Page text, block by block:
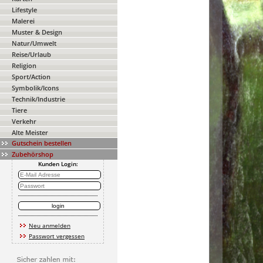
Lifestyle
Malerei
Muster & Design
Natur/Umwelt
Reise/Urlaub
Religion
Sport/Action
Symbolik/Icons
Technik/Industrie
Tiere
Verkehr
Alte Meister
Gutschein bestellen
Zubehörshop
Kunden Login:
Neu anmelden
Passwort vergessen